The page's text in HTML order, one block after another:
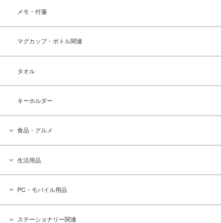
メモ・付箋
マグカップ・ボトル関連
タオル
キーホルダー
食品・グルメ
生活用品
PC・モバイル用品
ステーショナリー関連